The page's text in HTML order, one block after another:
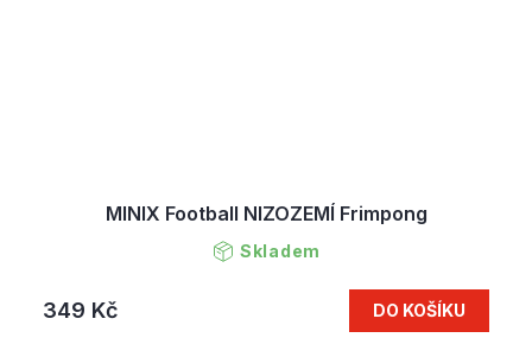
MINIX Football NIZOZEMÍ Frimpong
Skladem
349 Kč DO KOŠÍKU